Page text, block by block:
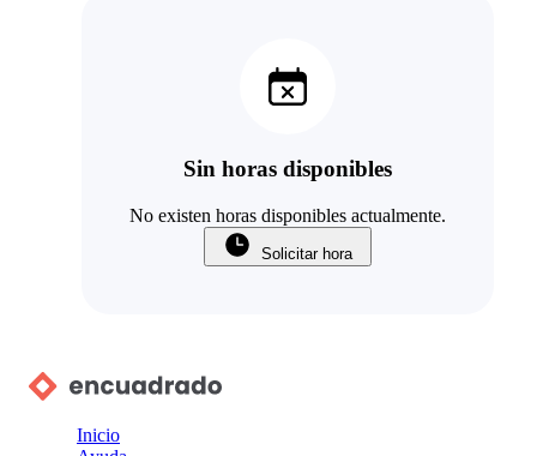
Sin horas disponibles
No existen horas disponibles actualmente.
Solicitar hora
Inicio